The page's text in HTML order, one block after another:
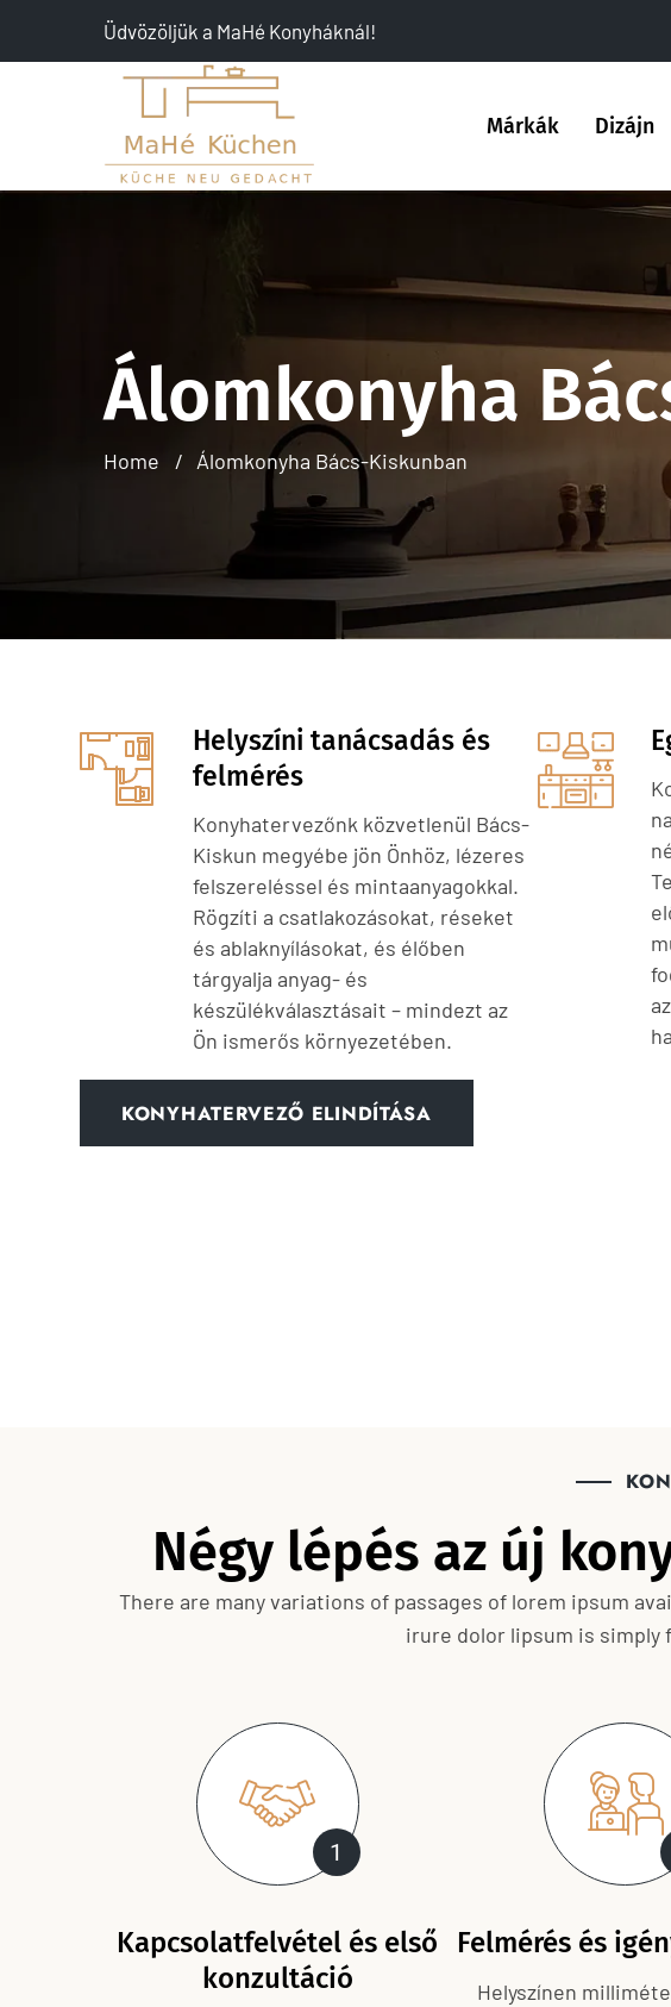
Üdvözöljük a MaHé Konyháknál!
Márkák Dizájn
Álomkonyha
Home Álomkonyha Bács-Kiskunban
Helyszíni tanácsadás és
felmérés
Konyhatervezőnk közvetlenül Bács-
Kiskun megyébe jön Önhöz, lézeres
felszereléssel és mintaanyagokkal.
Rögzíti a csatlakozásokat, réseket
és ablaknyílásokat, és élőben
tárgyalja anyag- és
készülékválasztásait – mindezt az
Ön ismerős környezetében.
KONYHATERVEZŐ ELINDÍTÁSA
Négy lépés az új
There are many variations of passages of lorem ipsum
irure dolor lipsum is
1
Kapcsolatfelvétel és első
konzultáció
Felmérés és
Helyszínen